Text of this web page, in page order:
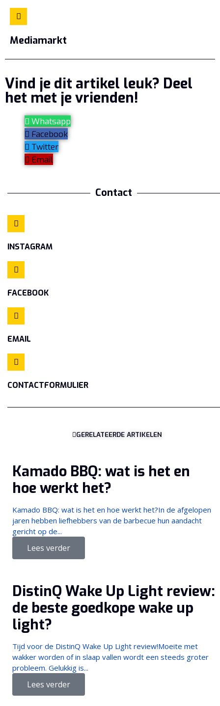
Mediamarkt
Vind je dit artikel leuk? Deel
het met je vrienden!
Whatsapp
Facebook
Twitter
Email
Contact
INSTAGRAM
FACEBOOK
EMAIL
CONTACTFORMULIER
GERELATEERDE ARTIKELEN
Kamado BBQ: wat is het en
hoe werkt het?
Kamado BBQ: wat is het en hoe werkt het?In de afgelopen
jaren hebben liefhebbers van de barbecue hun aandacht
gericht op de...
Lees verder
DistinQ Wake Up Light review:
de beste goedkope wake up
light?
Tijd voor de DistinQ Wake Up Light review!Moeite met
wakker worden of in slaap vallen wordt een steeds groter
probleem. Gelukkig is...
Lees verder